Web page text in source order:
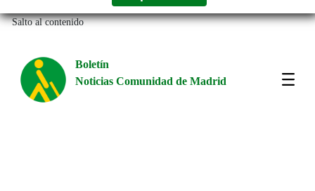
Salto al contenido
Boletín
Noticias Comunidad de Madrid